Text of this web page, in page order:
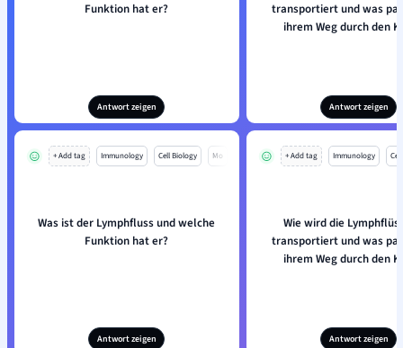
Funktion hat er?
Antwort zeigen
transportiert und was
ihrem Weg durch den
Antwort zeigen
+ Add tag Immunology Cell Biology Mo
Was ist der Lymphfluss und welche
Funktion hat er?
Antwort zeigen
+ Add tag Immunology
Wie wird die
transportiert und was
ihrem Weg durch den
Antwort zeigen